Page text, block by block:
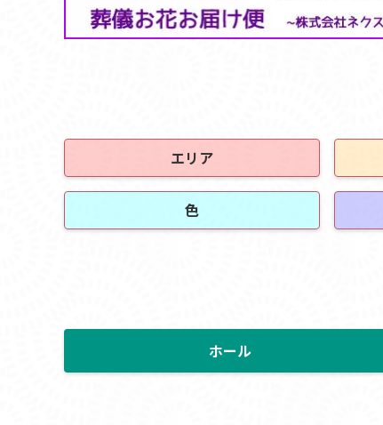
エリア
色
ホール